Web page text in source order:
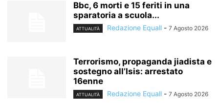
Bbc, 6 morti e 15 feriti in una
sparatoria a scuola...
ATTUALITÀ Redazione Equall - 7 Agosto 2026
Terrorismo, propaganda jiadista e
sostegno all’Isis: arrestato
16enne
ATTUALITÀ Redazione Equall - 7 Agosto 2026